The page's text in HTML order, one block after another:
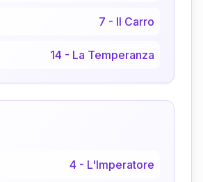
7 - Il Carro
14 - La Temperanza
4 - L'Imperatore